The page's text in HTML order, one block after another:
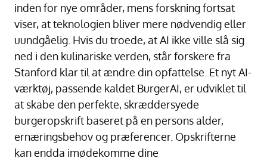
inden for nye områder, mens forskning fortsat
viser, at teknologien bliver mere nødvendig eller
uundgåelig. Hvis du troede, at AI ikke ville slå sig
ned i den kulinariske verden, står forskere fra
Stanford klar til at ændre din opfattelse. Et nyt AI-
værktøj, passende kaldet BurgerAI, er udviklet til
at skabe den perfekte, skræddersyede
burgeropskrift baseret på en persons alder,
ernæringsbehov og præferencer. Opskrifterne
kan endda imødekomme dine